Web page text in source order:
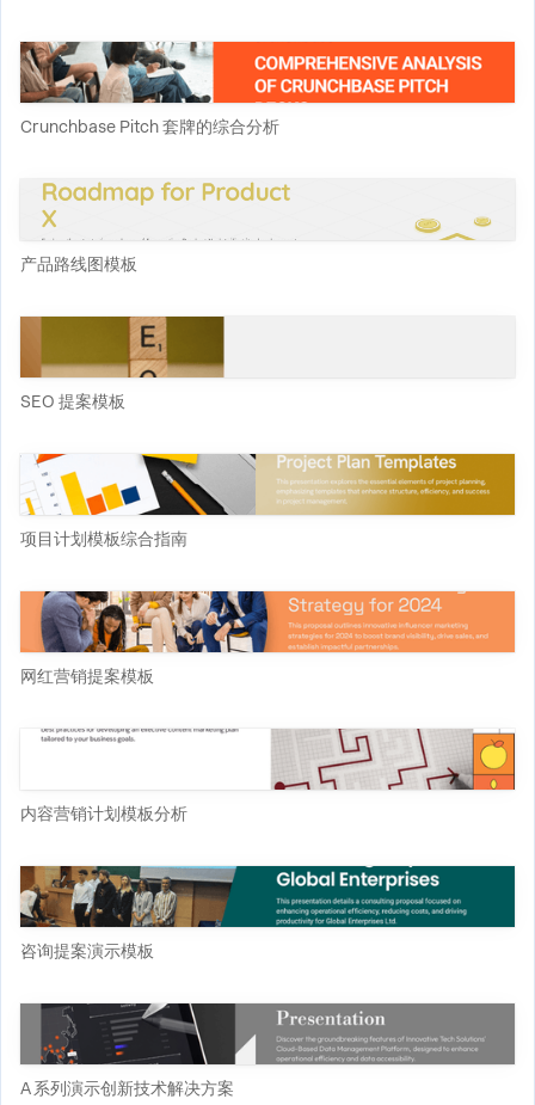
Crunchbase Pitch 套牌的综合分析
产品路线图模板
SEO 提案模板
项目计划模板综合指南
网红营销提案模板
内容营销计划模板分析
咨询提案演示模板
A 系列演示创新技术解决方案